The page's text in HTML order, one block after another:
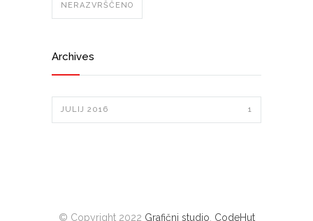
NERAZVRŠČENO
Archives
JULIJ 2016 1
© Copyright 2022 Grafični studio, CodeHut